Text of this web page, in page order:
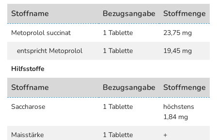
Stoffname Bezugsangabe Stoffmenge
Metoprolol succinat 1 Tablette
23,75 mg
entspricht Metoprolol
1 Tablette
19,45 mg
Hilfsstoffe
Stoffname Bezugsangabe Stoffmenge
Saccharose 1 Tablette
höchstens
1,84 mg
Maisstärke
1 Tablette
+